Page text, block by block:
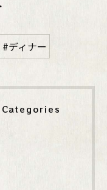
#ディナー
Categories